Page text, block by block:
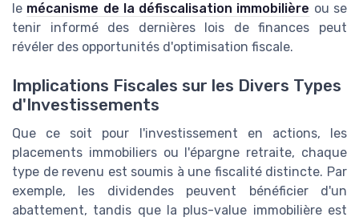
le mécanisme de la défiscalisation immobilière ou se
tenir informé des dernières lois de finances peut
révéler des opportunités d'optimisation fiscale.
Implications Fiscales sur les Divers Types
d'Investissements
Que ce soit pour l'investissement en actions, les
placements immobiliers ou l'épargne retraite, chaque
type de revenu est soumis à une fiscalité distincte. Par
exemple, les dividendes peuvent bénéficier d'un
abattement, tandis que la plus-value immobilière est